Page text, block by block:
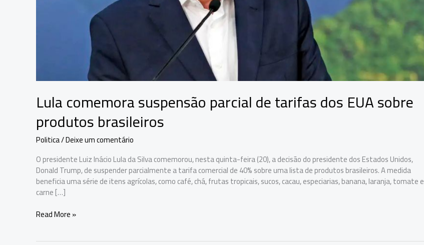
Lula comemora suspensão parcial de tarifas dos EUA sobre
produtos brasileiros
Politica/Deixe um comentário
O presidente Luiz Inácio Lula da Silva comemorou, nesta quinta-feira (20), a decisão do presidente dos Estados Unidos,
Donald Trump, de suspender parcialmente a tarifa comercial de 40% sobre uma lista de produtos brasileiros. A medida
beneficia uma série de itens agrícolas, como café, chá, frutas tropicais, sucos, cacau, especiarias, banana, laranja, tomate e
carne […]
Lula
Read More »